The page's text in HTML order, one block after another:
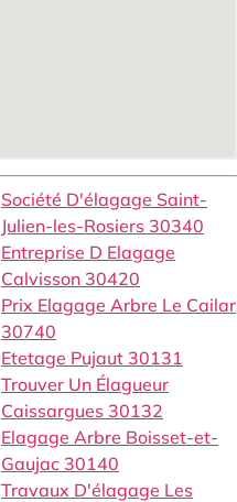
Société D'élagage Saint-
Julien-les-Rosiers 30340
Entreprise D Elagage
Calvisson 30420
Prix Elagage Arbre Le Cailar
30740
Etetage Pujaut 30131
Trouver Un Élagueur
Caissargues 30132
Elagage Arbre Boisset-et-
Gaujac 30140
Travaux D'élagage Les